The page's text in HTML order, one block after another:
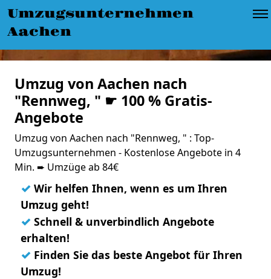
Umzugsunternehmen
Aachen
Umzug von Aachen nach
"Rennweg, " ☛ 100 % Gratis-
Angebote
Umzug von Aachen nach "Rennweg, " : Top-
Umzugsunternehmen - Kostenlose Angebote in 4
Min. ➨ Umzüge ab 84€
✓ Wir helfen Ihnen, wenn es um Ihren
Umzug geht!
✓ Schnell & unverbindlich Angebote
erhalten!
✓ Finden Sie das beste Angebot für Ihren
Umzug!